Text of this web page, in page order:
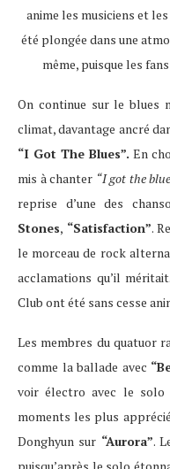
anime les musiciens et
été plongée dans une
même, puisque les
On continue sur le blues
climat, davantage ancré
“I Got The Blues”. En
mis à chanter “I got the
reprise d’une des
Stones, “Satisfaction”.
le morceau de rock
acclamations qu’il
Club ont été sans cesse
Les membres du quatuor
comme la ballade avec
voir électro avec le solo
moments les plus
Donghyun sur “Aurora”.